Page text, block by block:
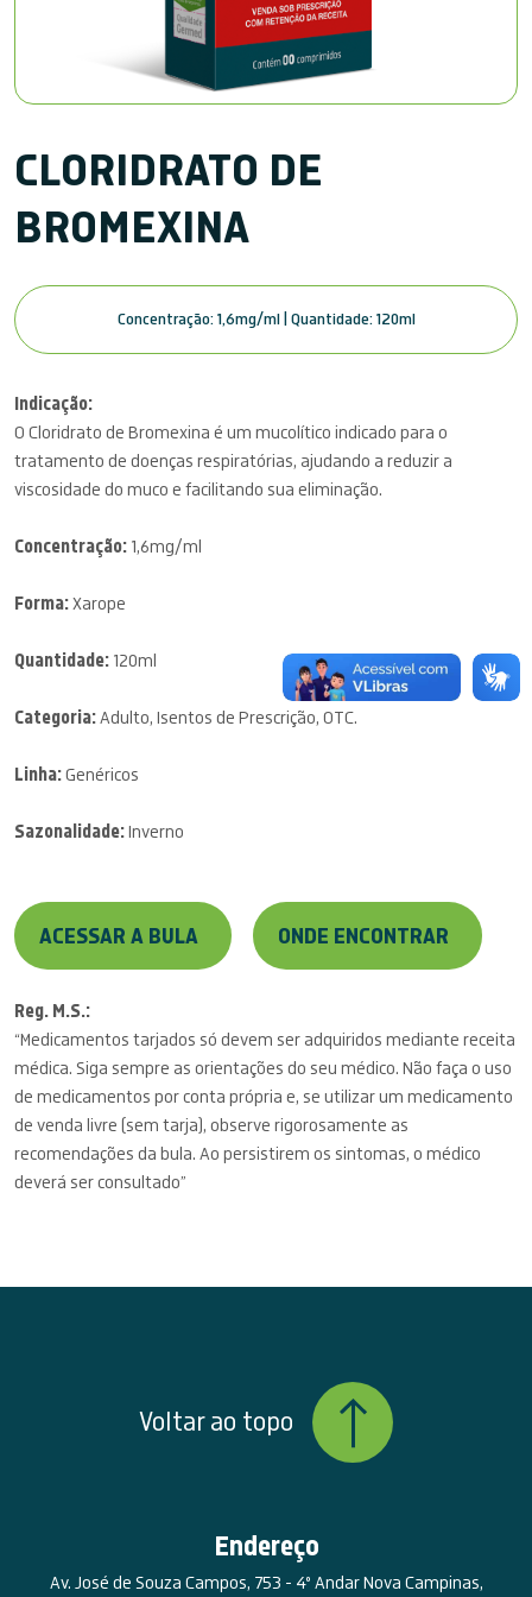
CLORIDRATO DE
BROMEXINA
Concentração: 1,6mg/ml | Quantidade: 120ml
Indicação:
O Cloridrato de Bromexina é um mucolítico indicado para o
tratamento de doenças respiratórias, ajudando a reduzir a
viscosidade do muco e facilitando sua eliminação.
Concentração: 1,6mg/ml
Forma:Xarope
Quantidade: 120ml
Categoria:Adulto, Isentos de Prescrição, OTC.
Linha:Genéricos
Sazonalidade:Inverno
ACESSAR A BULA ONDE ENCONTRAR
Reg. M.S.:
“Medicamentos tarjados só devem ser adquiridos mediante receita
médica. Siga sempre as orientações do seu médico. Não faça o uso
de medicamentos por conta própria e, se utilizar um medicamento
de venda livre (sem tarja), observe rigorosamente as
recomendações da bula. Ao persistirem os sintomas, o médico
deverá ser consultado”
Endereço
Av. José de Souza Campos, 753 - 4º Andar Nova Campinas,
Voltar ao topo